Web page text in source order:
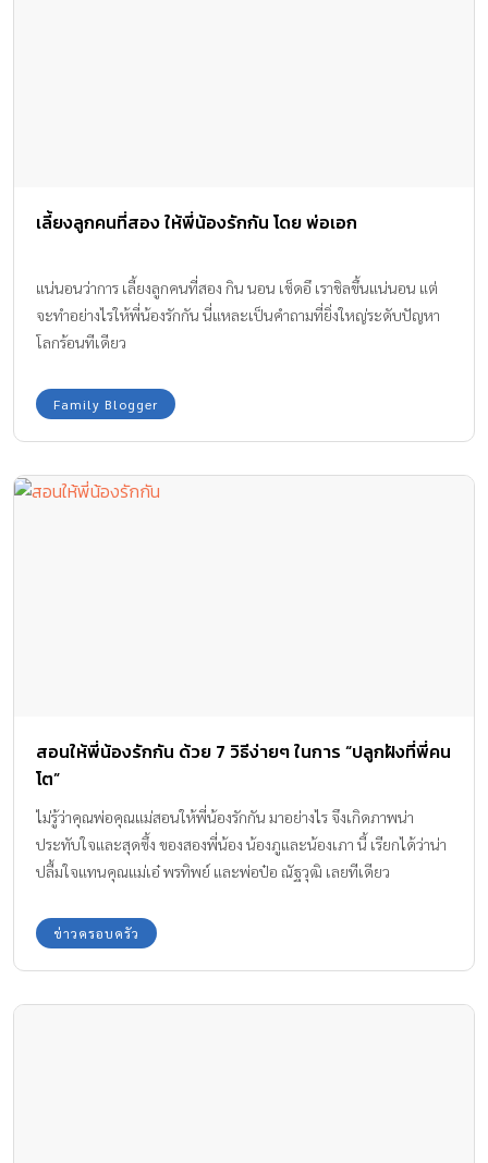
เลี้ยงลูกคนที่สอง ให้พี่น้องรักกัน โดย พ่อเอก
แน่นอนว่าการ เลี้ยงลูกคนที่สอง กิน นอน เช็ดอึ เราชิลขึ้นแน่นอน แต่
จะทำอย่างไรให้พี่น้องรักกัน นี่แหละเป็นคำถามที่ยิ่งใหญ่ระดับปัญหา
โลกร้อนทีเดียว
Family Blogger
สอนให้พี่น้องรักกัน ด้วย 7 วิธีง่ายๆ ในการ “ปลูกฝังที่พี่คน
โต”
ไม่รู้ว่าคุณพ่อคุณแม่สอนให้พี่น้องรักกัน มาอย่างไร จึงเกิดภาพน่า
ประทับใจและสุดซึ้ง ของสองพี่น้อง น้องภูและน้องเภา นี้ เรียกได้ว่าน่า
ปลื้มใจแทนคุณแม่เอ๋ พรทิพย์ และพ่อป๋อ ณัฐวุฒิ เลยทีเดียว
ข่าวครอบครัว